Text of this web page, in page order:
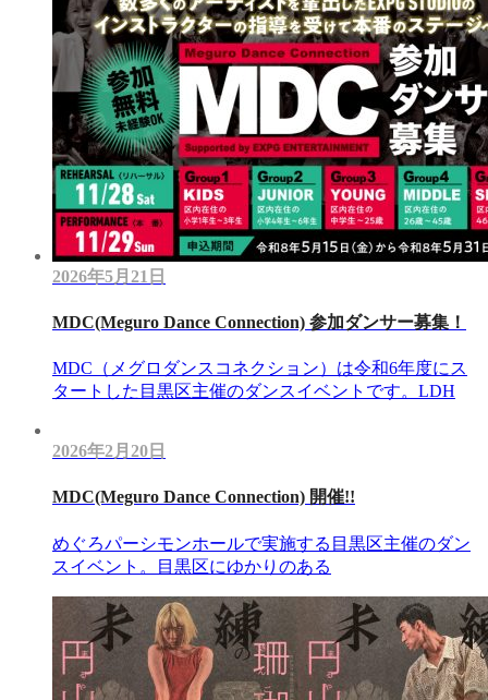
2026年5月21日
MDC(Meguro Dance Connection) 参加ダンサー募集！
MDC（メグロダンスコネクション）は令和6年度にス
タートした目黒区主催のダンスイベントです。LDH
2026年2月20日
MDC(Meguro Dance Connection) 開催!!
めぐろパーシモンホールで実施する目黒区主催のダン
スイベント。目黒区にゆかりのある